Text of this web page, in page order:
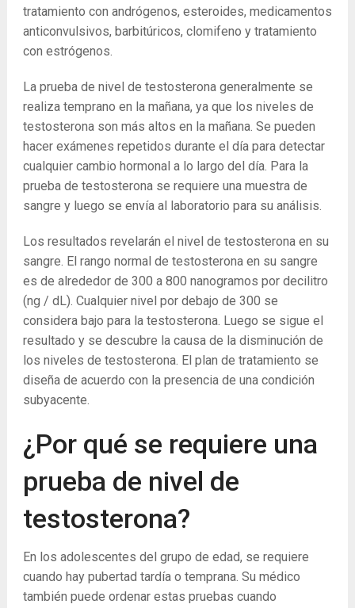
tratamiento con andrógenos, esteroides, medicamentos
anticonvulsivos, barbitúricos, clomifeno y tratamiento
con estrógenos.
La prueba de nivel de testosterona generalmente se
realiza temprano en la mañana, ya que los niveles de
testosterona son más altos en la mañana. Se pueden
hacer exámenes repetidos durante el día para detectar
cualquier cambio hormonal a lo largo del día. Para la
prueba de testosterona se requiere una muestra de
sangre y luego se envía al laboratorio para su análisis.
Los resultados revelarán el nivel de testosterona en su
sangre. El rango normal de testosterona en su sangre
es de alrededor de 300 a 800 nanogramos por decilitro
(ng / dL). Cualquier nivel por debajo de 300 se
considera bajo para la testosterona. Luego se sigue el
resultado y se descubre la causa de la disminución de
los niveles de testosterona. El plan de tratamiento se
diseña de acuerdo con la presencia de una condición
subyacente.
¿Por qué se requiere una
prueba de nivel de
testosterona?
En los adolescentes del grupo de edad, se requiere
cuando hay pubertad tardía o temprana. Su médico
también puede ordenar estas pruebas cuando